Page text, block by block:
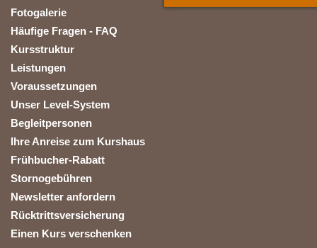
Fotogalerie
Häufige Fragen - FAQ
Kursstruktur
Leistungen
Voraussetzungen
Unser Level-System
Begleitpersonen
Ihre Anreise zum Kurshaus
Frühbucher-Rabatt
Stornogebühren
Newsletter anfordern
Rücktrittsversicherung
Einen Kurs verschenken